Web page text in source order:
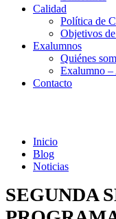
Calidad
Política de
Objetivos
Exalumnos
Quiénes
Exalumno –
Contacto
Inicio
Blog
Noticias
SEGUNDA